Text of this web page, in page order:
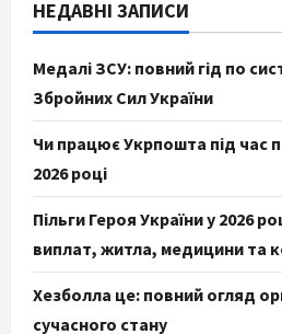
НЕДАВНІ ЗАПИСИ
Медалі ЗСУ: повний гід по
Збройних Сил України
Чи працює Укрпошта під час
2026 році
Пільги Героя України у 2026
виплат, житла, медицини та
Хезболла це: повний огляд
сучасного стану